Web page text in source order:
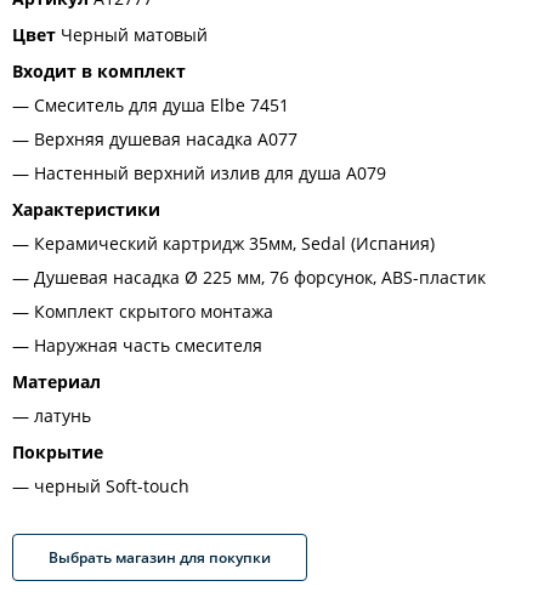
Цвет Черный матовый
Входит в комплект
Смеситель для душа Elbe 7451
Верхняя душевая насадка A077
Настенный верхний излив для душа A079
Характеристики
Керамический картридж 35мм, Sedal (Испания)
Душевая насадка Ø 225 мм, 76 форсунок, ABS-пластик
Комплект скрытого монтажа
Наружная часть смесителя
Материал
латунь
Покрытие
черный Soft-touch
Выбрать магазин для покупки